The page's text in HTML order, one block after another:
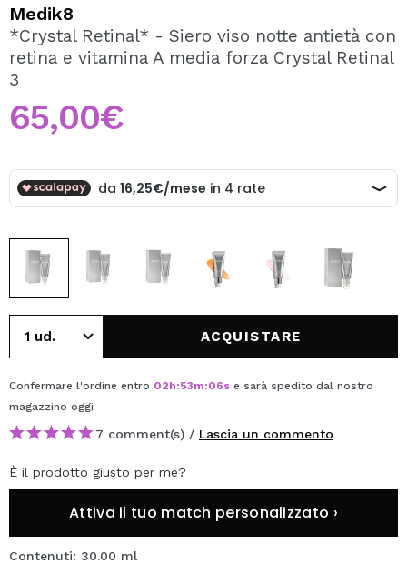
Creando un account su Maquibeauty.it potrai fare i tuoi
acquisti velocemente, controllare lo stato dei tuoi ordini e
consultare le tue operazioni precedenti.
Medik8
*Crystal Retinal* - Siero viso notte antietà con
retina e vitamina A media forza Crystal Retinal
3
65,00€
ACQUISTARE
Confermare l'ordine entro 02h:53m:06s e sarà spedito dal nostro
magazzino oggi
7 comment(s) / Lascia un commento
È il prodotto giusto per me?
Attiva il tuo match personalizzato ›
Contenuti: 30.00 ml